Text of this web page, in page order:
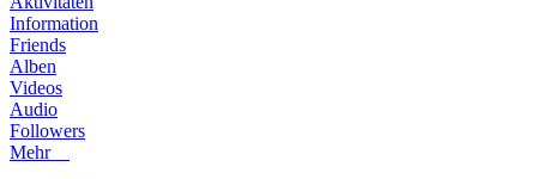
Information
Friends
Alben
Videos
Audio
Followers
Mehr